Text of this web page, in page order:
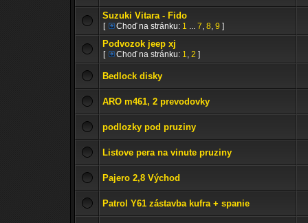
Suzuki Vitara - Fido
[ Choď na stránku: 1 ... 7, 8, 9 ]
Podvozok jeep xj
[ Choď na stránku: 1, 2 ]
Bedlock disky
ARO m461, 2 prevodovky
podlozky pod pruziny
Listove pera na vinute pruziny
Pajero 2,8 Východ
Patrol Y61 zástavba kufra + spanie